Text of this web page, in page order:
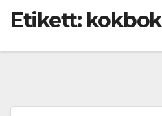
Etikett: kokbok